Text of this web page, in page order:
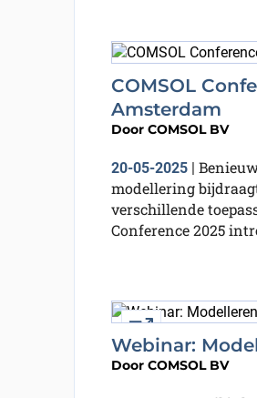
COMSOL
Amsterdam
Door COMSOL BV
20-05-2025|
modellering
verschillende
Conference 2025
Webinar:
Door COMSOL BV